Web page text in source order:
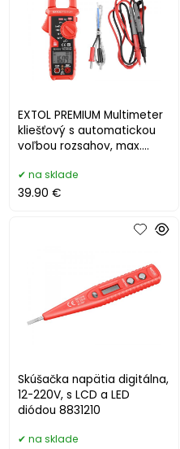
EXTOL PREMIUM Multimeter
kliešťový s automatickou
voľbou rozsahov, max.
na sklade
39.90 €
Skúšačka napätia digitálna,
12-220V, s LCD a LED
diódou 8831210
na sklade